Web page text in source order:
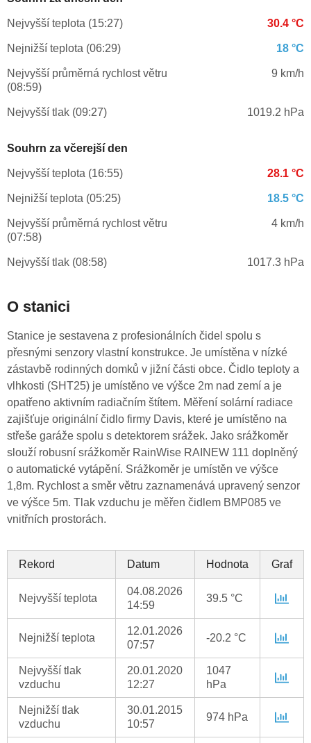
Nejvyšší teplota (15:27) 30.4 °C
Nejnižší teplota (06:29) 18 °C
Nejvyšší průměrná rychlost větru
(08:59)
9 km/h
Nejvyšší tlak (09:27) 1019.2 hPa
Souhrn za včerejší den
Nejvyšší teplota (16:55) 28.1 °C
Nejnižší teplota (05:25) 18.5 °C
Nejvyšší průměrná rychlost větru
(07:58)
4 km/h
Nejvyšší tlak (08:58) 1017.3 hPa
O stanici
Stanice je sestavena z profesionálních čidel spolu s
přesnými senzory vlastní konstrukce. Je umístěna v nízké
zástavbě rodinných domků v jižní části obce. Čidlo teploty a
vlhkosti (SHT25) je umístěno ve výšce 2m nad zemí a je
opatřeno aktivním radiačním štítem. Měření solární radiace
zajišťuje originální čidlo firmy Davis, které je umístěno na
střeše garáže spolu s detektorem srážek. Jako srážkoměr
slouží robusní srážkoměr RainWise RAINEW 111 doplněný
o automatické vytápění. Srážkoměr je umístěn ve výšce
1,8m. Rychlost a směr větru zaznamenává upravený senzor
ve výšce 5m. Tlak vzduchu je měřen čidlem BMP085 ve
vnitřních prostorách.
Rekord Datum Hodnota Graf
Nejvyšší teplota
04.08.2026
14:59
39.5 °C
Nejnižší teplota
12.01.2026
07:57
-20.2 °C
Nejvyšší tlak
vzduchu
20.01.2020
12:27
1047
hPa
Nejnižší tlak
vzduchu
30.01.2015
10:57
974 hPa